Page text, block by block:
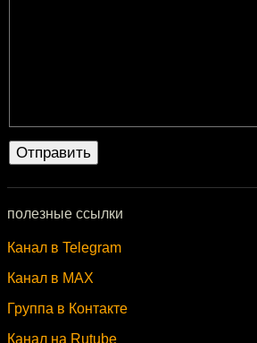
полезные ссылки
Канал в Telegram
Канал в MAX
Группа в Контакте
Канал на Rutube